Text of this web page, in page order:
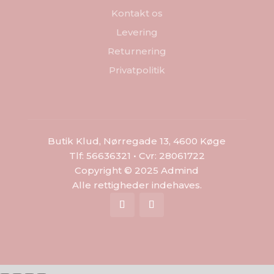
Kontakt os
Levering
Returnering
Privatpolitik
Butik Klud, Nørregade 13, 4600 Køge
Tlf: 56636321 • Cvr: 28061722
Copyright © 2025 Admind
Alle rettigheder indehaves.